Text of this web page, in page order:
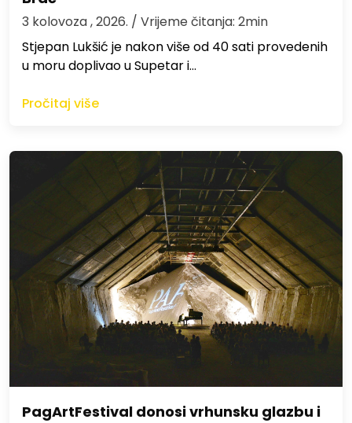
3 kolovoza , 2026. / Vrijeme čitanja: 2min
St​jepan Lukšić je nakon više od 40 sati provedenih
u moru doplivao u Supetar i…
Pročitaj više
PagArtFestival donosi vrhunsku glazbu i